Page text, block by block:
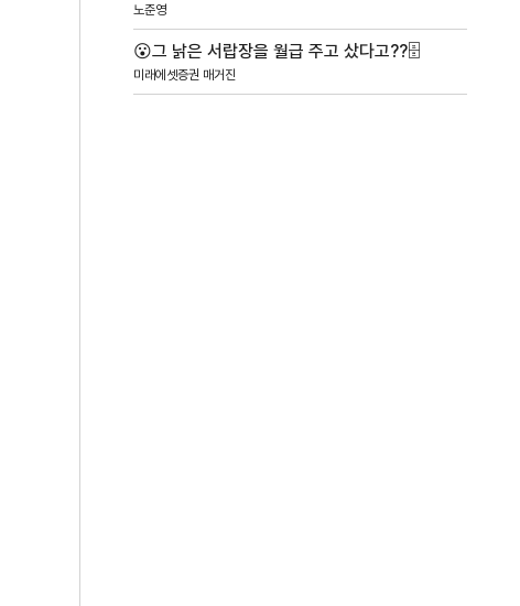
노준영
😮그 낡은 서랍장을 월급 주고 샀다고??🗄️
미래에셋증권 매거진